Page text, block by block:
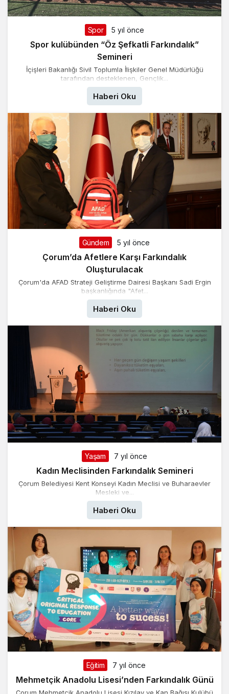
Spor 5 yıl önce
Spor kulübünden “Öz Şefkatli Farkındalık”
Semineri
İçişleri Bakanlığı Sivil Toplumla İlişkiler Genel Müdürlüğü
tarafından desteklenen, Gençlik...
Haberi Oku
Gündem 5 yıl önce
Çorum’da Afetlere Karşı Farkındalık
Oluşturulacak
Çorum'da AFAD Strateji Geliştirme Dairesi Başkanı Sadi Ergin
başkanlığında "Afet...
Haberi Oku
Yaşam 7 yıl önce
Kadın Meclisinden Farkındalık Semineri
Çorum Belediyesi Kent Konseyi Kadın Meclisi ve Buharaevler
Mesleki ve...
Haberi Oku
Eğitim 7 yıl önce
Mehmetçik Anadolu Lisesi’nden Farkındalık Günü